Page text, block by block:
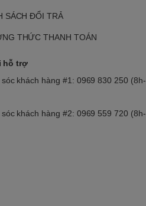
SÁCH ĐỔI TRẢ
THỨC THANH TOÁN
hỗ trợ
khách hàng #1: 0969 830 250 (8h-
khách hàng #2: 0969 559 720 (8h-